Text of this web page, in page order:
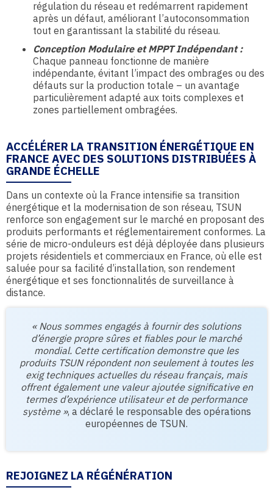
régulation du réseau et redémarrent rapidement
après un défaut, améliorant l’autoconsommation
tout en garantissant la stabilité du réseau.
Conception Modulaire et MPPT Indépendant :
Chaque panneau fonctionne de manière
indépendante, évitant l’impact des ombrages ou des
défauts sur la production totale – un avantage
particulièrement adapté aux toits complexes et
zones partiellement ombragées.
ACCÉLÉRER LA TRANSITION ÉNERGÉTIQUE EN
FRANCE AVEC DES SOLUTIONS DISTRIBUÉES À
GRANDE ÉCHELLE
Dans un contexte où la France intensifie sa transition
énergétique et la modernisation de son réseau, TSUN
renforce son engagement sur le marché en proposant des
produits performants et réglementairement conformes. La
série de micro-onduleurs est déjà déployée dans plusieurs
projets résidentiels et commerciaux en France, où elle est
saluée pour sa facilité d’installation, son rendement
énergétique et ses fonctionnalités de surveillance à
distance.
« Nous sommes engagés à fournir des solutions
d’énergie propre sûres et fiables pour le marché
mondial. Cette certification demonstre que les
produits TSUN répondent non seulement à toutes les
exig techniques actuelles du réseau français, mais
offrent également une valeur ajoutée significative en
termes d’expérience utilisateur et de performance
système », a déclaré le responsable des opérations
européennes de TSUN.
REJOIGNEZ LA RÉGÉNÉRATION